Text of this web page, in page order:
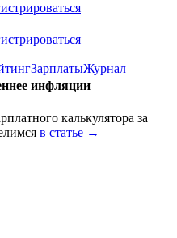
ЗарплатыЖурнал
инфляции
калькулятора за
в статье →